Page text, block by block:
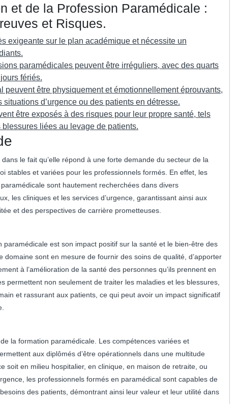
et de la Profession Paramédicale :
et Risques.
exigeante sur le plan académique et nécessite un
paramédicales peuvent être irréguliers, avec des quarts
fériés.
peuvent être physiquement et émotionnellement éprouvants,
situations d’urgence ou des patients en détresse.
être exposés à des risques pour leur propre santé, tels
liées au levage de patients.
le fait qu’elle répond à une forte demande du secteur de la
stables et variées pour les professionnels formés. En effet, les
sont hautement recherchées dans divers
les cliniques et les services d’urgence, garantissant ainsi aux
et des perspectives de carrière prometteuses.
paramédicale est son impact positif sur la santé et le bien-être des
domaine sont en mesure de fournir des soins de qualité, d’apporter
à l’amélioration de la santé des personnes qu’ils prennent en
permettent non seulement de traiter les maladies et les blessures,
et rassurant aux patients, ce qui peut avoir un impact significatif
la formation paramédicale. Les compétences variées et
aux diplômés d’être opérationnels dans une multitude
soit en milieu hospitalier, en clinique, en maison de retraite, ou
les professionnels formés en paramédical sont capables de
des patients, démontrant ainsi leur valeur et leur utilité dans